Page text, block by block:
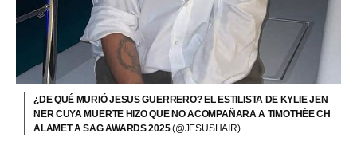
¿DE QUÉ MURIÓ JESUS GUERRERO? EL ESTILISTA DE KYLIE JEN
NER CUYA MUERTE HIZO QUE NO ACOMPAÑARA A TIMOTHÉE CH
ALAMET A SAG AWARDS 2025(@JESUSHAIR)